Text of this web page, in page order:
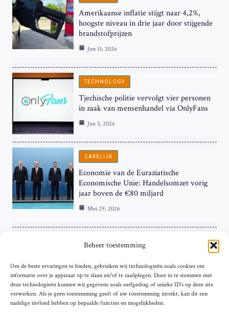
Beheer toestemming
Om de beste ervaringen te bieden, gebruiken wij technologieën zoals cookies om
informatie over je apparaat op te slaan en/of te raadplegen. Door in te stemmen met
deze technologieën kunnen wij gegevens zoals surfgedrag of unieke ID's op deze site
verwerken. Als je geen toestemming geeft of uw toestemming intrekt, kan dit een
nadelige invloed hebben op bepaalde functies en mogelijkheden.
Amerikaanse inflatie stijgt naar 4,2%,
hoogste niveau in drie jaar door stijgende
brandstofprijzen
Jun 13, 2026
TECHNOLOGY
Tjechische politie vervolgt vier personen
in zaak van mensenhandel via OnlyFans
Jun 3, 2026
ZAKELIJK
Economie van de Euraziatische
Economische Unie: Handelsomzet vorig
jaar boven de €80 miljard
Mei 29, 2026
ZAKELIJK
Hardnekkige Inflatie bij de ‘Grote Vier’
van de Eurozone
Mei 29, 2026